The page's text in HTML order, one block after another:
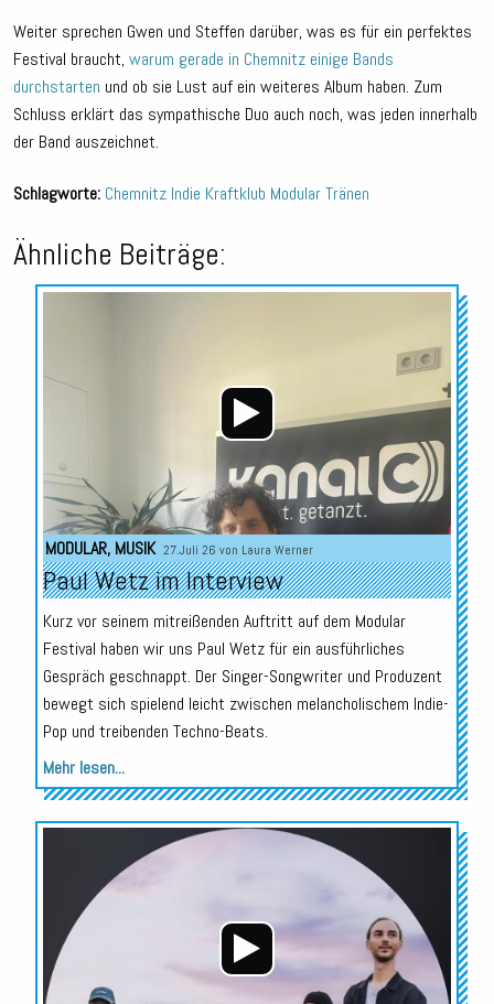
Weiter sprechen Gwen und Steffen darüber, was es für ein perfektes
Festival braucht, warum gerade in Chemnitz einige Bands
durchstarten und ob sie Lust auf ein weiteres Album haben. Zum
Schluss erklärt das sympathische Duo auch noch, was jeden innerhalb
der Band auszeichnet.
Schlagworte: Chemnitz Indie Kraftklub ModularTränen
Ähnliche Beiträge:
Audio-
Player
MODULAR, MUSIK 27.Juli 26 von Laura Werner
Paul Wetz im Interview
Kurz vor seinem mitreißenden Auftritt auf dem Modular
Festival haben wir uns Paul Wetz für ein ausführliches
Gespräch geschnappt. Der Singer-Songwriter und Produzent
bewegt sich spielend leicht zwischen melancholischem Indie-
Pop und treibenden Techno-Beats.
Mehr lesen...
Audio-
Player